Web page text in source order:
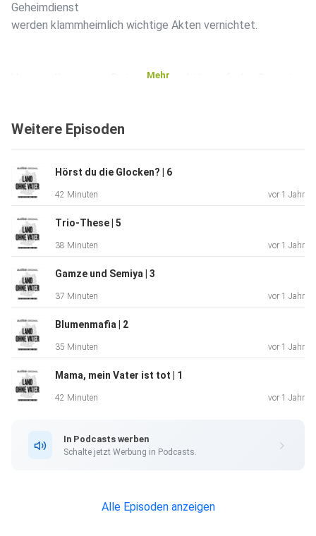
Geheimdienst
werden klammheimlich wichtige Akten vernichtet.
Unsere allgemeinen Datenschutzrichtlinien finden Sie unter
https://art19.com/privacy#do-not-sell-my-info abrufbar.
Mehr
Weitere Episoden
Hörst du die Glocken? | 6
42 Minuten vor 1 Jahr
Trio-These | 5
38 Minuten vor 1 Jahr
Gamze und Semiya | 3
37 Minuten vor 1 Jahr
Blumenmafia | 2
35 Minuten vor 1 Jahr
Mama, mein Vater ist tot | 1
42 Minuten vor 1 Jahr
In Podcasts werben
Schalte jetzt Werbung in Podcasts.
Alle Episoden anzeigen